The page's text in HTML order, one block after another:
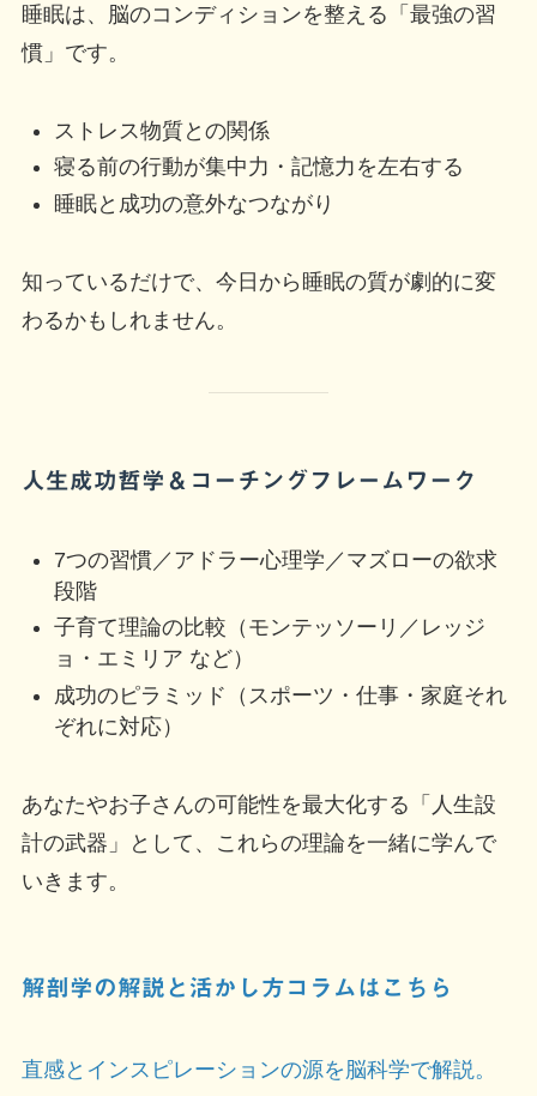
睡眠は、脳のコンディションを整える「最強の習
慣」です。
ストレス物質との関係
寝る前の行動が集中力・記憶力を左右する
睡眠と成功の意外なつながり
知っているだけで、今日から睡眠の質が劇的に変
わるかもしれません。
人生成功哲学＆コーチングフレームワーク
7つの習慣／アドラー心理学／マズローの欲求
段階
子育て理論の比較（モンテッソーリ／レッジ
ョ・エミリア など）
成功のピラミッド（スポーツ・仕事・家庭それ
ぞれに対応）
あなたやお子さんの可能性を最大化する「人生設
計の武器」として、これらの理論を一緒に学んで
いきます。
解剖学の解説と活かし方コラムはこちら
直感とインスピレーションの源を脳科学で解説。